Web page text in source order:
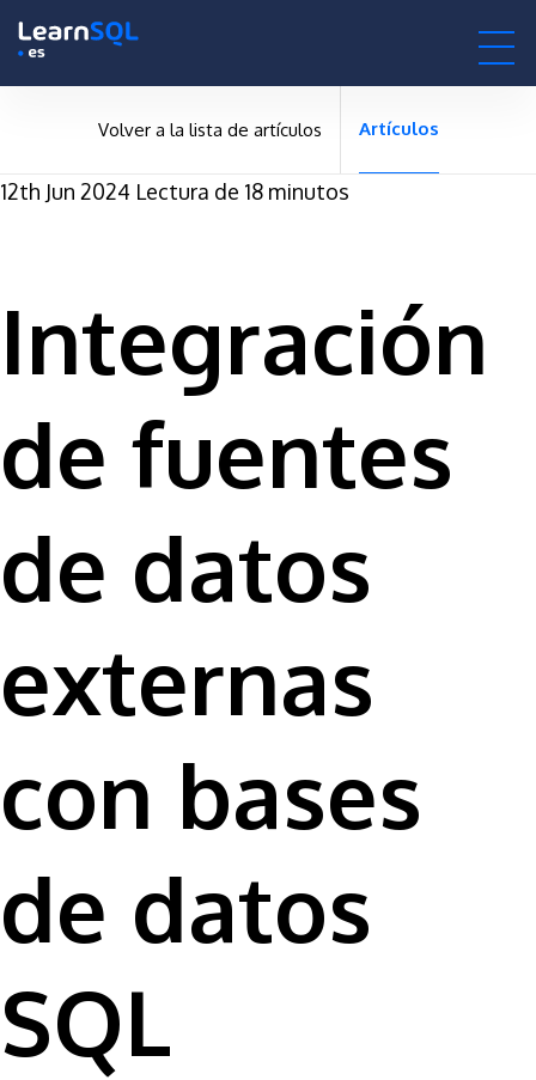
Volver a la lista de artículos Artículos
12th Jun 2024 Lectura de 18 minutos
Integración
de fuentes
de datos
externas
con bases
de datos
SQL